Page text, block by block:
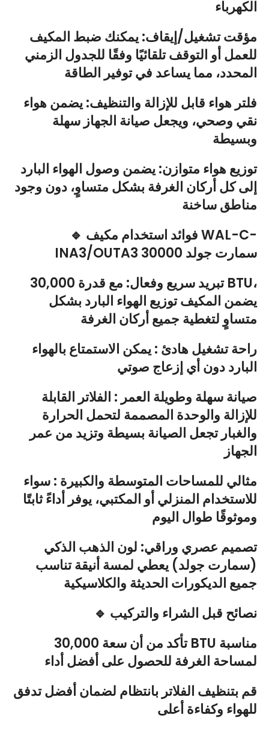
الكهرباء
مؤقت تشغيل/إيقاف: يمكنك ضبط المكيف
للعمل أو التوقف تلقائيًا وفقًا للجدول الزمني
المحدد، مما يساعد في توفير الطاقة
فلتر هواء قابل للإزالة والتنظيف: يضمن هواء
نقي وصحي، ويجعل صيانة الجهاز سهلة
وبسيطة
توزيع هواء متوازن: يضمن وصول الهواء البارد
إلى كل أركان الغرفة بشكل متساوٍ، دون وجود
مناطق ساخنة
🔹 فوائد استخدام مكيف WAL-C-
INA3/OUTA3 30000 سمارت جولد
تبريد سريع وفعال: مع قدرة 30,000 BTU،
يضمن المكيف توزيع الهواء البارد بشكل
متساوٍ لتغطية جميع أركان الغرفة
راحة تشغيل هادئ : يمكن الاستمتاع بالهواء
البارد دون أي إزعاج صوتي
صيانة سهلة وطويلة العمر : الفلاتر القابلة
للإزالة والوحدة المصممة لتحمل الحرارة
والغبار تجعل الصيانة بسيطة وتزيد من عمر
الجهاز
مثالي للمساحات المتوسطة والكبيرة : سواء
للاستخدام المنزلي أو المكتبي، يوفر أداءً ثابتًا
وموثوقًا طوال اليوم
تصميم عصري وراقي: لون الذهب الذكي
(سمارت جولد) يعطي لمسة أنيقة تناسب
جميع الديكورات الحديثة والكلاسيكية
🔹 نصائح قبل الشراء والتركيب
تأكد من أن سعة 30,000 BTU مناسبة
لمساحة الغرفة للحصول على أفضل أداء
قم بتنظيف الفلاتر بانتظام لضمان أفضل تدفق
للهواء وكفاءة أعلى